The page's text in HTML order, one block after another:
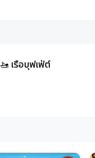
🚤 เรือบุฟเฟ่ต์